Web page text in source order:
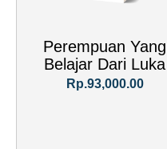
Perempuan Yang
Belajar Dari Luka
Rp.93,000.00